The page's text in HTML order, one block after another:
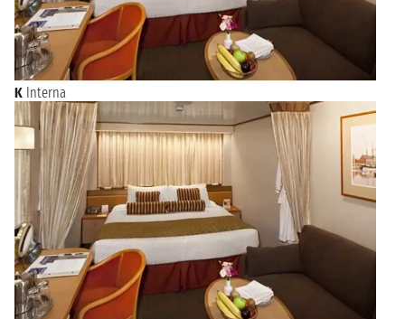
K Interna